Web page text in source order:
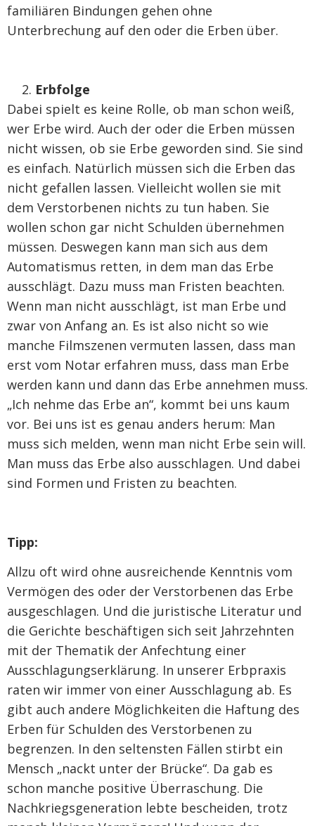
familiären Bindungen gehen ohne
Unterbrechung auf den oder die Erben über.
Erbfolge
Dabei spielt es keine Rolle, ob man schon weiß,
wer Erbe wird. Auch der oder die Erben müssen
nicht wissen, ob sie Erbe geworden sind. Sie sind
es einfach. Natürlich müssen sich die Erben das
nicht gefallen lassen. Vielleicht wollen sie mit
dem Verstorbenen nichts zu tun haben. Sie
wollen schon gar nicht Schulden übernehmen
müssen. Deswegen kann man sich aus dem
Automatismus retten, in dem man das Erbe
ausschlägt. Dazu muss man Fristen beachten.
Wenn man nicht ausschlägt, ist man Erbe und
zwar von Anfang an. Es ist also nicht so wie
manche Filmszenen vermuten lassen, dass man
erst vom Notar erfahren muss, dass man Erbe
werden kann und dann das Erbe annehmen muss.
„Ich nehme das Erbe an“, kommt bei uns kaum
vor. Bei uns ist es genau anders herum: Man
muss sich melden, wenn man nicht Erbe sein will.
Man muss das Erbe also ausschlagen. Und dabei
sind Formen und Fristen zu beachten.
Tipp:
Allzu oft wird ohne ausreichende Kenntnis vom
Vermögen des oder der Verstorbenen das Erbe
ausgeschlagen. Und die juristische Literatur und
die Gerichte beschäftigen sich seit Jahrzehnten
mit der Thematik der Anfechtung einer
Ausschlagungserklärung. In unserer Erbpraxis
raten wir immer von einer Ausschlagung ab. Es
gibt auch andere Möglichkeiten die Haftung des
Erben für Schulden des Verstorbenen zu
begrenzen. In den seltensten Fällen stirbt ein
Mensch „nackt unter der Brücke“. Da gab es
schon manche positive Überraschung. Die
Nachkriegsgeneration lebte bescheiden, trotz